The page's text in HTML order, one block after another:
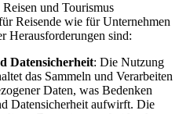
und Tourismus
Reisende wie für Unternehmen
Herausforderungen sind:
Datensicherheit: Die Nutzung
das Sammeln und Verarbeiten
Daten, was Bedenken
Datensicherheit aufwirft. Die